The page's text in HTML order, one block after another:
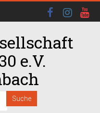
e.V.